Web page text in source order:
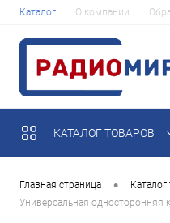
Каталог О компании
КАТАЛОГ ТОВАРОВ
Главная страница • Каталог
Универсальная односторонняя